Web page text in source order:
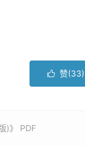
 赞(33)
)》 PDF